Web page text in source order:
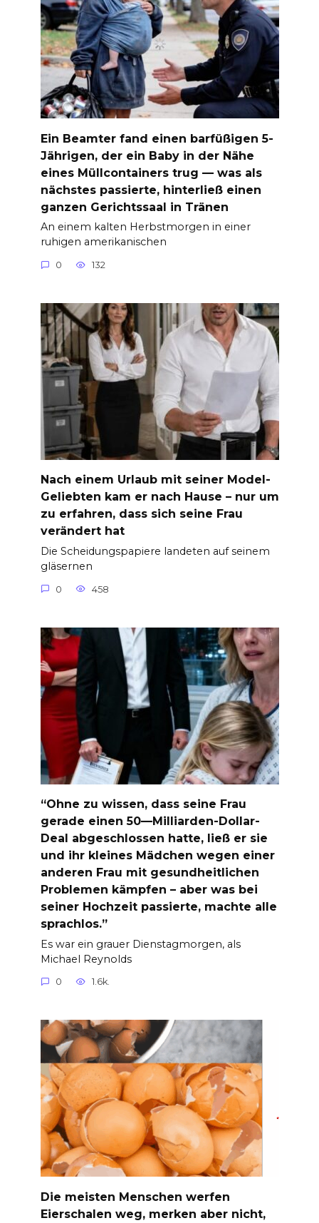
Ein Beamter fand einen barfüßigen 5-
Jährigen, der ein Baby in der Nähe
eines Müllcontainers trug — was als
nächstes passierte, hinterließ einen
ganzen Gerichtssaal in Tränen
An einem kalten Herbstmorgen in einer
ruhigen amerikanischen
0 132
Nach einem Urlaub mit seiner Model-
Geliebten kam er nach Hause – nur um
zu erfahren, dass sich seine Frau
verändert hat
Die Scheidungspapiere landeten auf seinem
gläsernen
0 458
“Ohne zu wissen, dass seine Frau
gerade einen 50—Milliarden-Dollar-
Deal abgeschlossen hatte, ließ er sie
und ihr kleines Mädchen wegen einer
anderen Frau mit gesundheitlichen
Problemen kämpfen – aber was bei
seiner Hochzeit passierte, machte alle
sprachlos.”
Es war ein grauer Dienstagmorgen, als
Michael Reynolds
0 1.6k.
Die meisten Menschen werfen
Eierschalen weg, merken aber nicht,